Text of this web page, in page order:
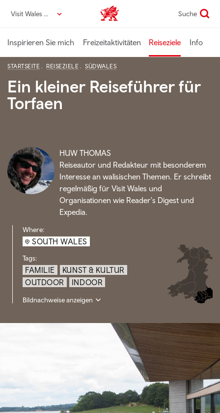
zumVisit Wales DE VisitWales home Suche
Inspirieren Sie mich Freizeitaktivitäten Reiseziele Info
STARTSEITE REISEZIELE SÜDWALES
Ein kleiner Reiseführer für
Torfaen
HUW THOMAS
Reiseautor und Redakteur mit besonderem
Interesse an walisischen Themen. Er schreibt
regelmäßig für Visit Wales und
Organisationen wie Reader's Digest und
Expedia.
Where:
SOUTH WALES
Tags:
FAMILIE
KUNST & KULTUR
OUTDOOR
INDOOR
Bildnachweise anzeigen